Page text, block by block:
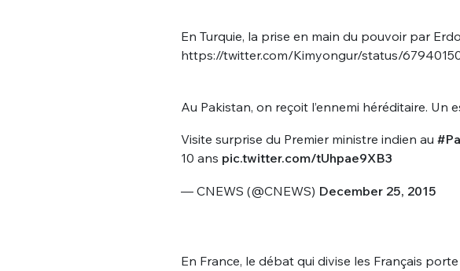
En Turquie, la prise en main du pouvoir par
https://twitter.com/Kimyongur/status/
Au Pakistan, on reçoit l’ennemi héréditaire. Un
Visite surprise du Premier ministre indien au
10 ans pic.twitter.com/tUhpae9XB3
— CNEWS (@CNEWS) December 25, 2015
En France, le débat qui divise les Français